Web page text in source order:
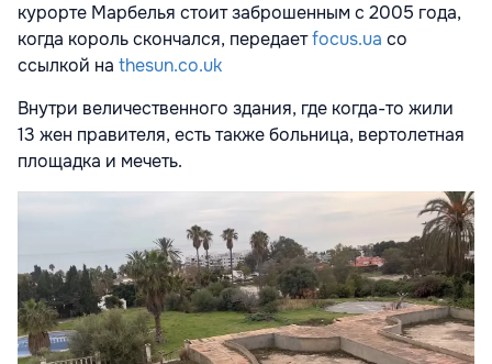
курорте Марбелья стоит заброшенным с 2005 года,
когда король скончался, передаетfocus.ua со
ссылкой на thesun.co.uk
Внутри величественного здания, где когда-то жили
13 жен правителя, есть также больница, вертолетная
площадка и мечеть.